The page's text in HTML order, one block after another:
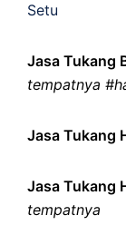
Setu
Jasa Tukang
tempatnya
Jasa Tukang
Jasa Tukang
tempatnya